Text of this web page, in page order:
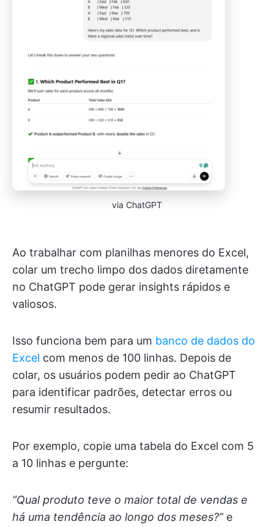
via ChatGPT
Ao trabalhar com planilhas menores do Excel,
colar um trecho limpo dos dados diretamente
no ChatGPT pode gerar insights rápidos e
valiosos.
Isso funciona bem para um banco de dados do
Excel com menos de 100 linhas. Depois de
colar, os usuários podem pedir ao ChatGPT
para identificar padrões, detectar erros ou
resumir resultados.
Por exemplo, copie uma tabela do Excel com 5
a 10 linhas e pergunte:
“Qual produto teve o maior total de vendas e
há uma tendência ao longo dos meses?”e